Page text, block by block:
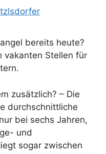
bereits heute?
vakanten Stellen für
zusätzlich? – Die
durchschnittliche
bei sechs Jahren,
und
sogar zwischen